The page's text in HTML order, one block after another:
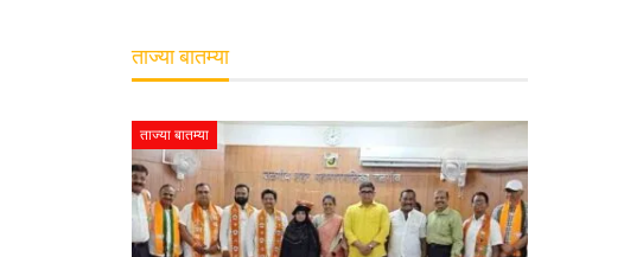
ताज्या बातम्या
ताज्या बातम्या